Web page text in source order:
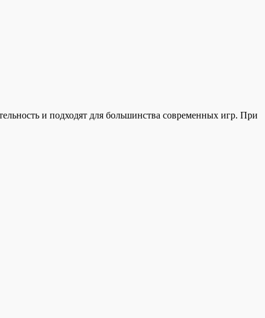
и подходят для большинства современных игр. При